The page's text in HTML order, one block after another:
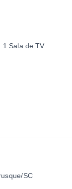
1 Sala de TV
SC